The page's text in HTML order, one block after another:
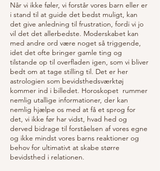
Når vi ikke føler, vi forstår vores barn eller er
i stand til at guide det bedst muligt, kan
det give anledning til frustration, fordi vi jo
vil det det allerbedste. Moderskabet kan
med andre ord være noget så triggende,
idet det ofte bringer gamle ting og
tilstande op til overfladen igen, som vi bliver
bedt om at tage stilling til. Det er her
astrologien som bevidsthedsværktøj
kommer ind i billedet. Horoskopet rummer
nemlig utallige informationer, der kan
nemlig hjælpe os med at få et sprog for
det, vi ikke før har vidst, hvad hed og
derved bidrage til forståelsen af vores egne
og ikke mindst vores barns reaktioner og
behov for ultimativt at skabe større
bevidsthed i relationen.